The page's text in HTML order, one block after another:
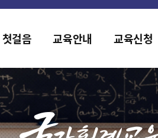
홈페이지가 새롭게 개편되었습니다.
걸음 교육안내 교육신청